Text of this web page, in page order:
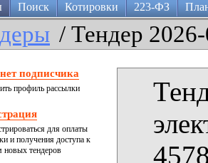
Поиск Котировки 223-ФЗ
/ Тендер
подписчика
профиль рассылки
для оплаты
и получения доступа к
новых тендеров